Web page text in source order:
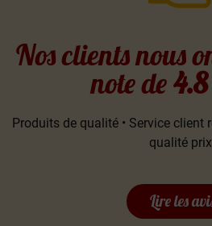
Nos clients nous
note de
Produits de qualité • Service client
qualité prix
Lire les